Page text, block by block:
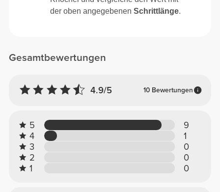
Gesamtbewertungen
4.9/5 10 Bewertungen
5
9
4
1
3
0
2
0
1
0
der oben angegebenenSchrittlänge.